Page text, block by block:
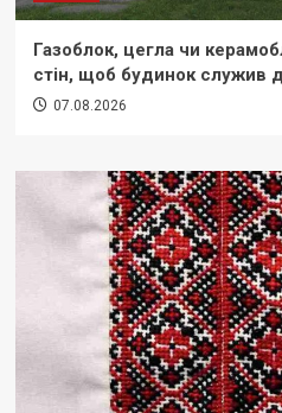
Газоблок, цегла чи
стін, щоб будинок служив
07.08.2026